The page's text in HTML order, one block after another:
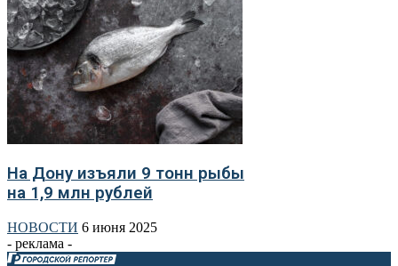
На Дону изъяли 9 тонн рыбы
на 1,9 млн рублей
НОВОСТИ 6 июня 2025
- реклама -